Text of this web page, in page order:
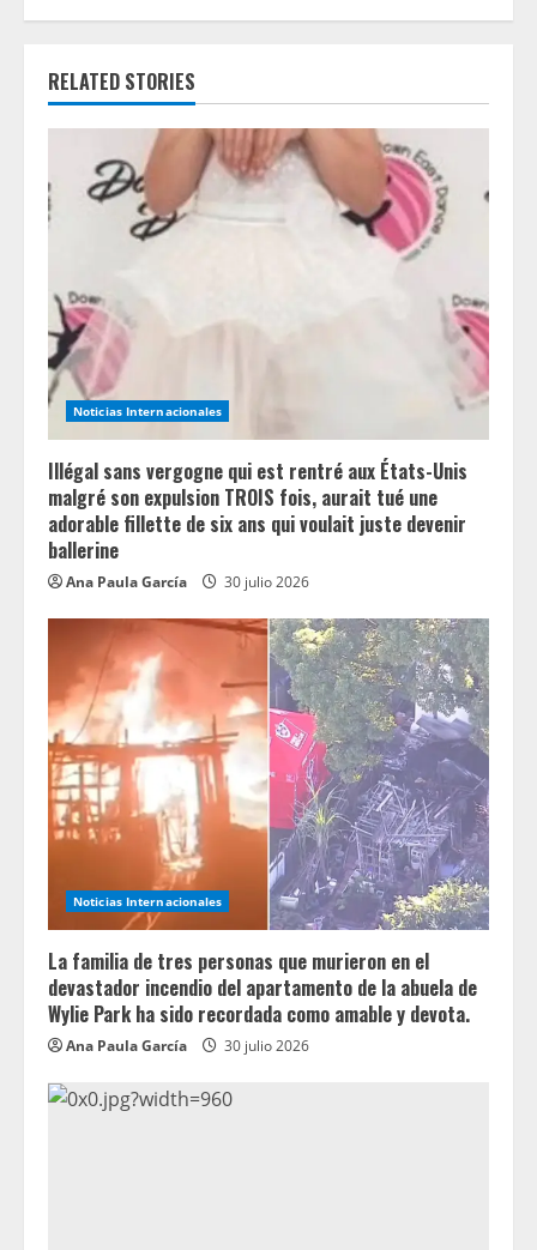
n
u
e
e
d
i
n
g
RELATED STORIES
Noticias Internacionales
Illégal sans vergogne qui est rentré aux États-Unis
malgré son expulsion TROIS fois, aurait tué une
adorable fillette de six ans qui voulait juste devenir
ballerine
Ana Paula García 30 julio 2026
Noticias Internacionales
La familia de tres personas que murieron en el
devastador incendio del apartamento de la abuela de
Wylie Park ha sido recordada como amable y devota.
Ana Paula García 30 julio 2026